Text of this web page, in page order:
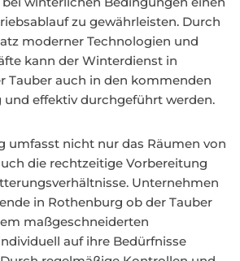
zu gewährleisten. Durch
moderner Technologien und
kann der Winterdienst in
Tauber auch in den kommenden
und effektiv durchgeführt werden.
umfasst nicht nur das Räumen von
die rechtzeitige Vorbereitung
Unternehmen
in Rothenburg ob der Tauber
maßgeschneiderten
auf ihre Bedürfnisse